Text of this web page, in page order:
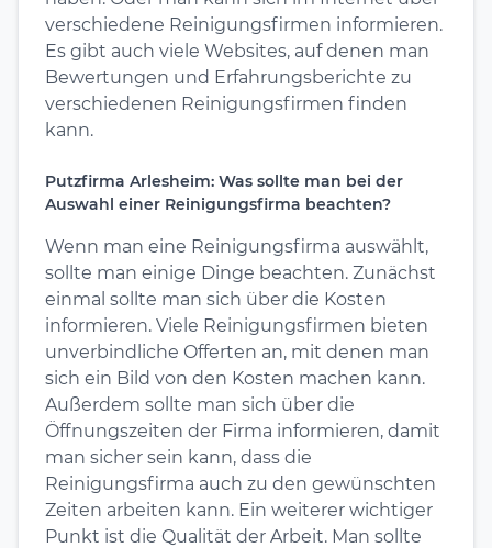
verschiedene Reinigungsfirmen informieren.
Es gibt auch viele Websites, auf denen man
Bewertungen und Erfahrungsberichte zu
verschiedenen Reinigungsfirmen finden
kann.
Putzfirma Arlesheim: Was sollte man bei der
Auswahl einer Reinigungsfirma beachten?
Wenn man eine Reinigungsfirma auswählt,
sollte man einige Dinge beachten. Zunächst
einmal sollte man sich über die Kosten
informieren. Viele Reinigungsfirmen bieten
unverbindliche Offerten an, mit denen man
sich ein Bild von den Kosten machen kann.
Außerdem sollte man sich über die
Öffnungszeiten der Firma informieren, damit
man sicher sein kann, dass die
Reinigungsfirma auch zu den gewünschten
Zeiten arbeiten kann. Ein weiterer wichtiger
Punkt ist die Qualität der Arbeit. Man sollte